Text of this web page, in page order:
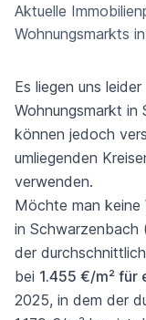
Aktuelle
Wohnungsmarkts
Es liegen uns
Wohnungsmarkt in
können jedoch
umliegenden
verwenden.
Möchte man keine
in Schwarzenbach
der
bei 1.455 €/m² für
2025, in dem der